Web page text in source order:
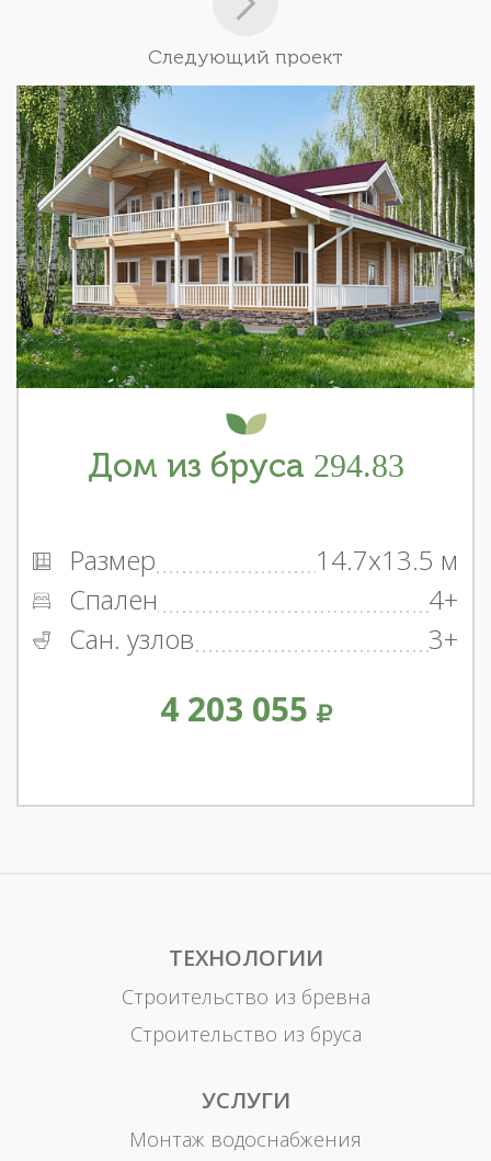
Следующий проект
Дом из бруса 294.83
Размер
14.7x13.5 м
Спален
4+
Сан. узлов
3+
4 203 055
ТЕХНОЛОГИИ
Строительство из бревна
Строительство из бруса
УСЛУГИ
Монтаж водоснабжения